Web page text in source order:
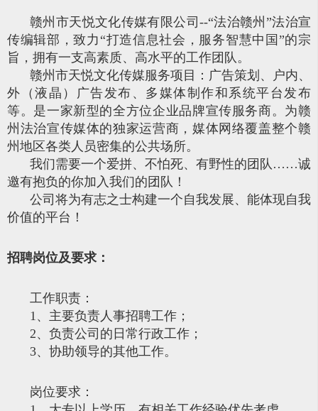
赣州市天悦文化传媒有限公司--“法治赣州”法治宣
传编辑部，致力“打造信息社会，服务智慧中国”的宗
旨，拥有一支高素质、高水平的工作团队。
赣州市天悦文化传媒服务项目：广告策划、户内、
外（液晶）广告发布、多媒体制作和系统平台发布
等。是一家新型的全方位企业品牌宣传服务商。为赣
州法治宣传媒体的独家运营商，媒体网络覆盖整个赣
州地区各类人员密集的公共场所。
我们需要一个爱拼、不怕死、有野性的团队……诚
邀有抱负的你加入我们的团队！
公司将为有志之士构建一个自我发展、能体现自我
价值的平台！
招聘岗位及要求：
工作职责：
1、主要负责人事招聘工作；
2、负责公司的日常行政工作；
3、协助领导的其他工作。
岗位要求：